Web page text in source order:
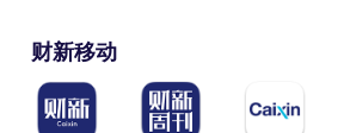
财新移动